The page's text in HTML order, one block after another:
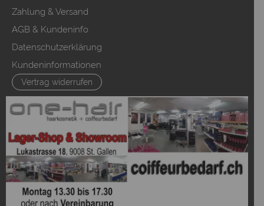
Zahlung & Versand
AGB & Kundeninfo
Datenschutzerklärung
Kundeninformationen
Vertrag widerrufen